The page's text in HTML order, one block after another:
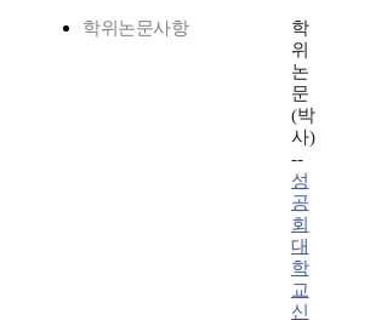
학위논문사항
학
위
논
문
(박
사)
--
성
공
회
대
학
교
신